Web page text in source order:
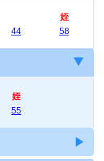
44
姪
58
姪
55